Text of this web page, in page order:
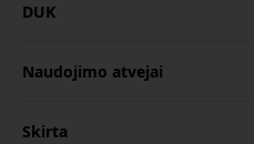
DUK
Naudojimo atvejai
Skirta